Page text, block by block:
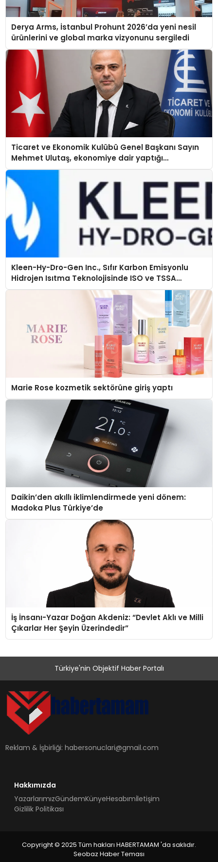
Derya Arms, İstanbul Prohunt 2026’da yeni nesil
ürünlerini ve global marka vizyonunu sergiledi
Ticaret ve Ekonomik Kulübü Genel Başkanı Sayın
Mehmet Ulutaş, ekonomiye dair yaptığı
açıklamada şunları kaydetti:
Kleen-Hy-Dro-Gen Inc., Sıfır Karbon Emisyonlu
Hidrojen Isıtma Teknolojisinde ISO ve TSSA
Düzenleyici Onaylarını Aldı
Marie Rose kozmetik sektörüne giriş yaptı
Daikin’den akıllı iklimlendirmede yeni dönem:
Madoka Plus Türkiye’de
İş İnsanı-Yazar Doğan Akdeniz: “Devlet Aklı ve Milli
Çıkarlar Her Şeyin Üzerindedir”
Türkiye'nin Objektif Haber Portalı
Reklam & İşbirliği:habersonuclari@gmail.com
Hakkımızda
YazarlarımızGündemKünyeHesabımİletişim
Gizlilik Politikası
Copyright © 2025 Tüm hakları HABERTAMAM 'da saklıdır.
Seobaz Haber Teması